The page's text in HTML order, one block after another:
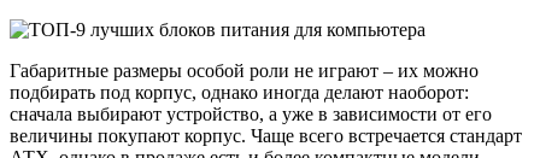
Габаритные размеры особой роли не играют – их можно
подбирать под корпус, однако иногда делают наоборот:
сначала выбирают устройство, а уже в зависимости от его
величины покупают корпус. Чаще всего встречается стандарт